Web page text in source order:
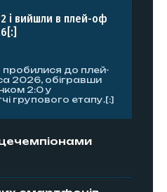
і вийшли в плей-оф
пробилися до плей-
2026, обігравши
2:0 у
групового етапу.[:]